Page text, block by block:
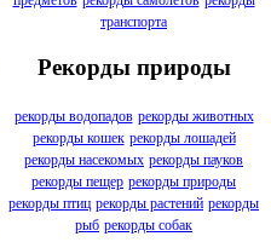
транспорта
Рекорды природы
рекорды водопадов рекорды животных
рекорды кошек рекорды лошадей
рекорды насекомых рекорды пауков
рекорды пещер рекорды природы
рекорды птиц рекорды растений рекорды
рыб рекорды собак